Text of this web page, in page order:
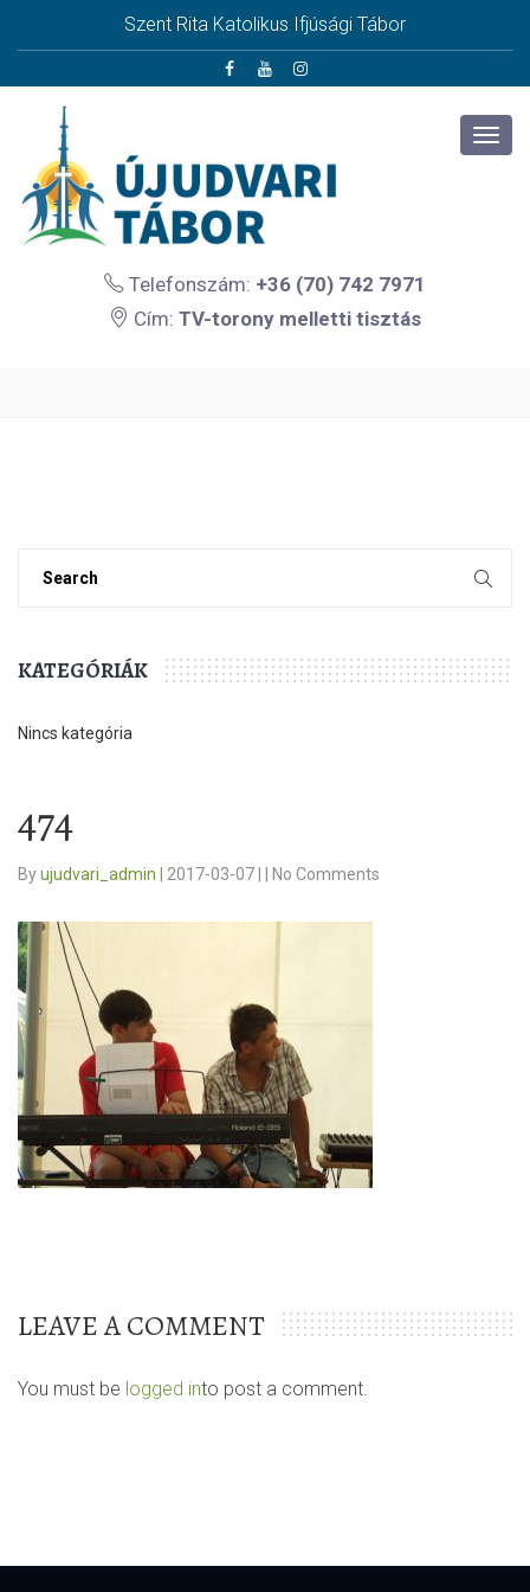
Szent Rita Katolikus Ifjúsági Tábor
Telefonszám: +36 (70) 742 7971
Cím: TV-torony melletti tisztás
KATEGÓRIÁK
Nincs kategória
474
Byujudvari_admin 2017-03-07 No Comments
LEAVE A COMMENT
You must be logged into post a comment.